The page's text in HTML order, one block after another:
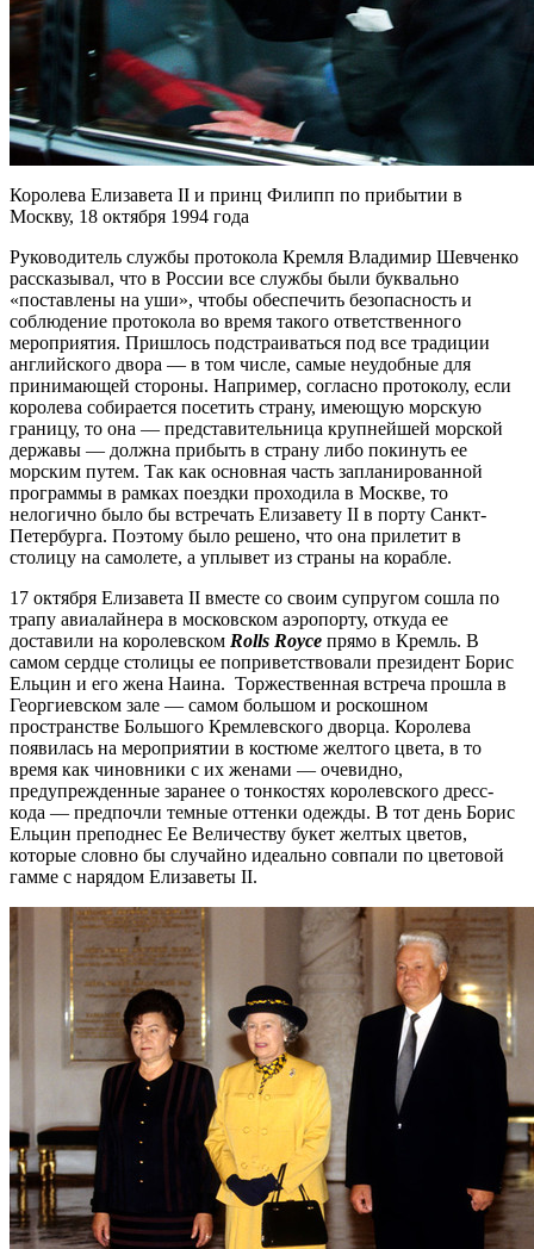
Королева Елизавета II и принц Филипп по прибытии в
Москву, 18 октября 1994 года
Руководитель службы протокола Кремля Владимир Шевченко
рассказывал, что в России все службы были буквально
«поставлены на уши», чтобы обеспечить безопасность и
соблюдение протокола во время такого ответственного
мероприятия. Пришлось подстраиваться под все традиции
английского двора — в том числе, самые неудобные для
принимающей стороны. Например, согласно протоколу, если
королева собирается посетить страну, имеющую морскую
границу, то она — представительница крупнейшей морской
державы — должна прибыть в страну либо покинуть ее
морским путем. Так как основная часть запланированной
программы в рамках поездки проходила в Москве, то
нелогично было бы встречать Елизавету II в порту Санкт-
Петербурга. Поэтому было решено, что она прилетит в
столицу на самолете, а уплывет из страны на корабле.
17 октября Елизавета II вместе со своим супругом сошла по
трапу авиалайнера в московском аэропорту, откуда ее
доставили на королевском Rolls Royce прямо в Кремль. В
самом сердце столицы ее поприветствовали президент Борис
Ельцин и его жена Наина. Торжественная встреча прошла в
Георгиевском зале — самом большом и роскошном
пространстве Большого Кремлевского дворца. Королева
появилась на мероприятии в костюме желтого цвета, в то
время как чиновники с их женами — очевидно,
предупрежденные заранее о тонкостях королевского дресс-
кода — предпочли темные оттенки одежды. В тот день Борис
Ельцин преподнес Ее Величеству букет желтых цветов,
которые словно бы случайно идеально совпали по цветовой
гамме с нарядом Елизаветы II.